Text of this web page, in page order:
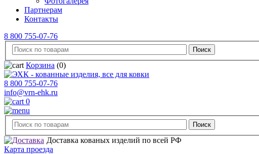
Партнерам
Контакты
8 800 755-07-76
Корзина (0)
8 800 755-07-76
info@vrn-ehk.ru
0
Доставка кованых изделий по всей РФ
Карта проезда